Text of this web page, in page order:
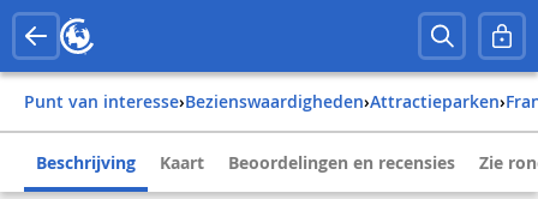
Punt van interesse› Bezienswaardigheden› Attractieparken›
Beschrijving Kaart Beoordelingen en recensies Zie